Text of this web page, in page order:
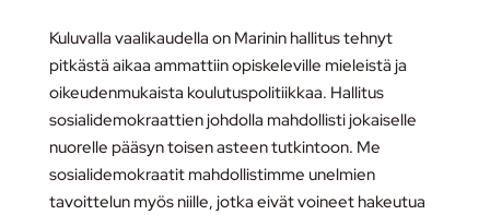
Kuluvalla vaalikaudella on Marinin hallitus tehnyt
pitkästä aikaa ammattiin opiskeleville mieleistä ja
oikeudenmukaista koulutuspolitiikkaa. Hallitus
sosialidemokraattien johdolla mahdollisti jokaiselle
nuorelle pääsyn toisen asteen tutkintoon. Me
sosialidemokraatit mahdollistimme unelmien
tavoittelun myös niille, jotka eivät voineet hakeutua